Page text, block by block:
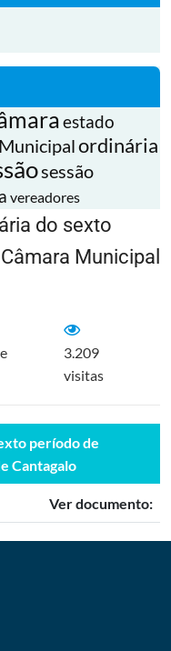
estado
Municipalordinária
sessão
vereadores
do sexto
Municipal
3.209
visitas
período de
Cantagalo
Ver documento: